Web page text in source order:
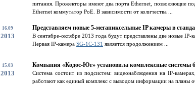
питания. Прожекторы имеют два порта Ethernet, позволяющие
Ethernet коммутатор PoE. В зависимости от количества ...
16.09
2013
Представляем новые 5-мегапиксельные IP камеры в
В сентябре-октябре 2013 года будут представлены две новые
Первая IP-камера SG-1С-131 является продолжением ...
15.03
2013
Компания «Кодос-Юг» установила комплексные
Система состоит из подсистем: видеонаблюдения на IP-
работают как единый комплекс с выводом информации на планы